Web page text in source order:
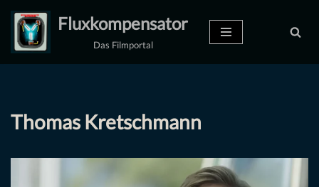
Zum
Inhalt
Fluxkompensator
Das Filmportal
Thomas Kretschmann